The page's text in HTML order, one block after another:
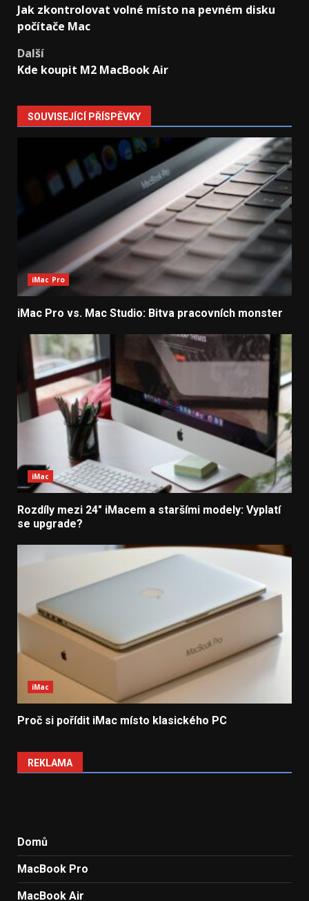
navigation
Jak zkontrolovat volné místo na pevném disku
počítače Mac
Další
Kde koupit M2 MacBook Air
SOUVISEJÍCÍ PŘÍSPĚVKY
iMac Pro
iMac Pro vs. Mac Studio: Bitva pracovních monster
iMac
Rozdíly mezi 24″ iMacem a staršími modely: Vyplatí
se upgrade?
iMac
Proč si pořídit iMac místo klasického PC
REKLAMA
Domů
MacBook Pro
MacBook Air